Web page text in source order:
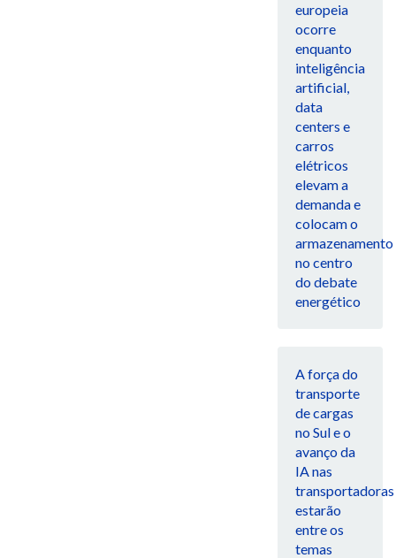
europeia
ocorre
enquanto
inteligência
artificial,
data
centers e
carros
elétricos
elevam a
demanda e
colocam o
armazenamento
no centro
do debate
energético
A força do
transporte
de cargas
no Sul e o
avanço da
IA nas
transportadoras
estarão
entre os
temas